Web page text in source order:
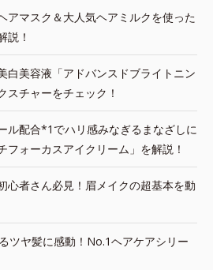
アマスク＆大人気ヘアミルクを使った
説！
白美容液「アドバンスドブライトニン
スチャーをチェック！
ル配合*1でハリ感みなぎるまなざしに
フォーカスアイクリーム」を解説！
心者さん必見！眉メイクの超基本を動
ツヤ髪に感動！No.1ヘアケアシリー